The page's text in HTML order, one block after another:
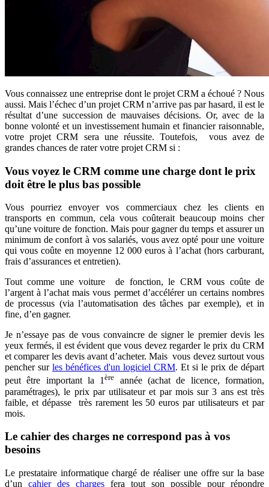
Vous connaissez une entreprise dont le projet CRM a échoué ? Nous
aussi. Mais l’échec d’un projet CRM n’arrive pas par hasard, il est le
résultat d’une succession de mauvaises décisions. Or, avec de la
bonne volonté et un investissement humain et financier raisonnable,
votre projet CRM sera une réussite. Toutefois, vous avez de
grandes chances de rater votre projet CRM si :
Vous voyez le CRM comme une charge dont le prix
doit être le plus bas possible
Vous pourriez envoyer vos commerciaux chez les clients en
transports en commun, cela vous coûterait beaucoup moins cher
qu’une voiture de fonction. Mais pour gagner du temps et assurer un
minimum de confort à vos salariés, vous avez opté pour une voiture
qui vous coûte en moyenne 12 000 euros à l’achat (hors carburant,
frais d’assurances et entretien).
Tout comme une voiture de fonction, le CRM vous coûte de
l’argent à l’achat mais vous permet d’accélérer un certains nombres
de processus (via l’automatisation des tâches par exemple), et in
fine, d’en gagner.
Je n’essaye pas de vous convaincre de signer le premier devis les
yeux fermés, il est évident que vous devez regarder le prix du CRM
et comparer les devis avant d’acheter. Mais vous devez surtout vous
pencher sur les bénéfices d'un logiciel CRM. Et si le prix de départ
peut être important la 1ère année (achat de licence, formation,
paramétrages), le prix par utilisateur et par mois sur 3 ans est très
faible, et dépasse très rarement les 50 euros par utilisateurs et par
mois.
Le cahier des charges ne correspond pas à vos
besoins
Le prestataire informatique chargé de réaliser une offre sur la base
d’un cahier des charges fera tout son possible pour répondre